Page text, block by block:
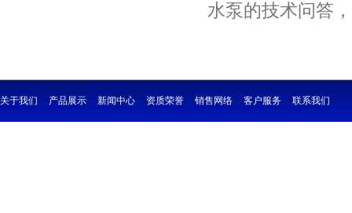
水泵的技术问答
关于我们 产品展示 新闻中心 资质荣誉 销售网络 客户服务 联系我们